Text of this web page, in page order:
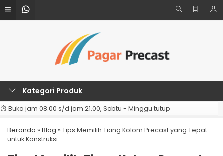
Kategori Produk
Buka jam 08.00 s/d jam 21.00, Sabtu - Minggu tutup
Beranda » Blog » Tips Memilih Tiang Kolom Precast yang Tepat
untuk Konstruksi